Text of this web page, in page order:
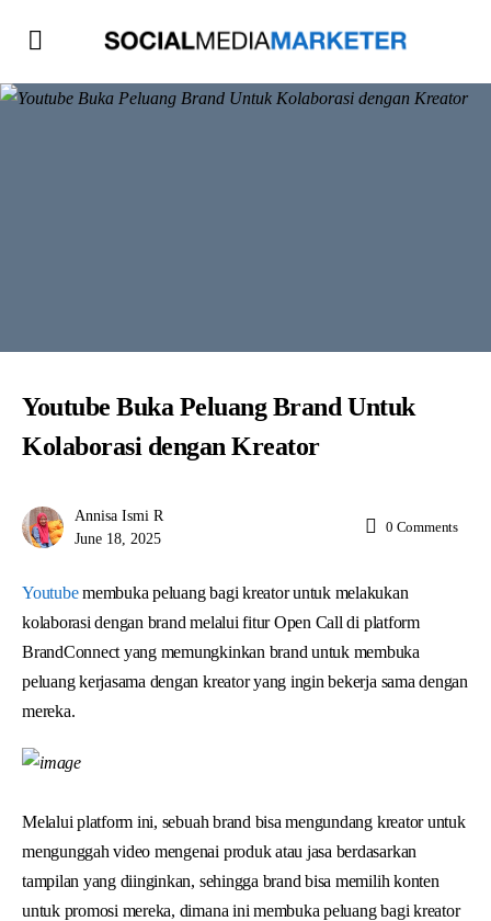
Youtube Buka Peluang Brand Untuk
Kolaborasi dengan Kreator
Annisa Ismi R
June 18, 2025
0 Comments
Youtubemembuka peluang bagi kreator untuk melakukan
kolaborasi dengan brand melalui fitur Open Call di platform
BrandConnect yang memungkinkan brand untuk membuka
peluang kerjasama dengan kreator yang ingin bekerja sama dengan
mereka.
Melalui platform ini, sebuah brand bisa mengundang kreator untuk
mengunggah video mengenai produk atau jasa berdasarkan
tampilan yang diinginkan, sehingga brand bisa memilih konten
untuk promosi mereka, dimana ini membuka peluang bagi kreator